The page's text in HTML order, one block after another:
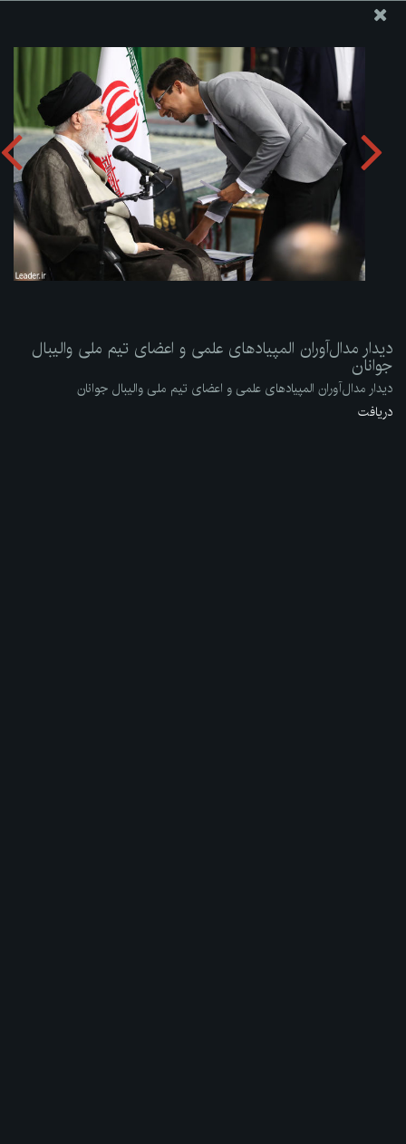
ارسال نامه
وجوهات
دیدار مدال‌آوران المپیادهای علمی و اعضای تیم ملی والیبال
جوانان
دریافت آلبوم: zip
دیدار مدال‌آوران المپیادهای علمی و اعضای تیم ملی والیبال
جوانان
دیدار مدال‌آوران المپیادهای علمی و اعضای تیم ملی والیبال جوانان
دریافت